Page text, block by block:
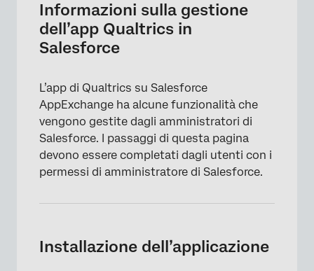
Installazione dell’applicazione
Impostazione dell’app
Funzioni personalizzate
Distribuisci sondaggi utilizzando un indirizzo
“Da” personalizzato
Aggiunta di widget alle pagine dei record di
Informazioni sulla gestione
dell’app Qualtrics in
Salesforce
L’app di Qualtrics su Salesforce
AppExchange ha alcune funzionalità che
vengono gestite dagli amministratori di
Salesforce. I passaggi di questa pagina
devono essere completati dagli utenti con i
permessi di amministratore di Salesforce.
Installazione dell’applicazione